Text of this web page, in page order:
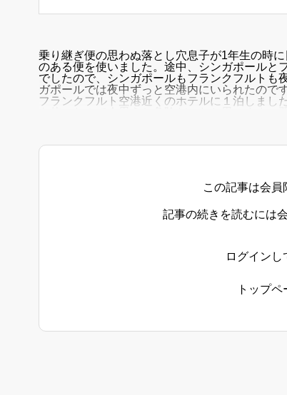
乗り継ぎ便の思わぬ落とし穴息子が1年生の時
のある便を使いました。途中、シンガポールと
でしたので、シンガポールもフランクフルトも
ガポールでは夜中ずっと空港内にいられたので
フランクフルト空港近くのホテルに１泊しまし
この記事は会員
記事の続きを読むには
ログインし
トップ